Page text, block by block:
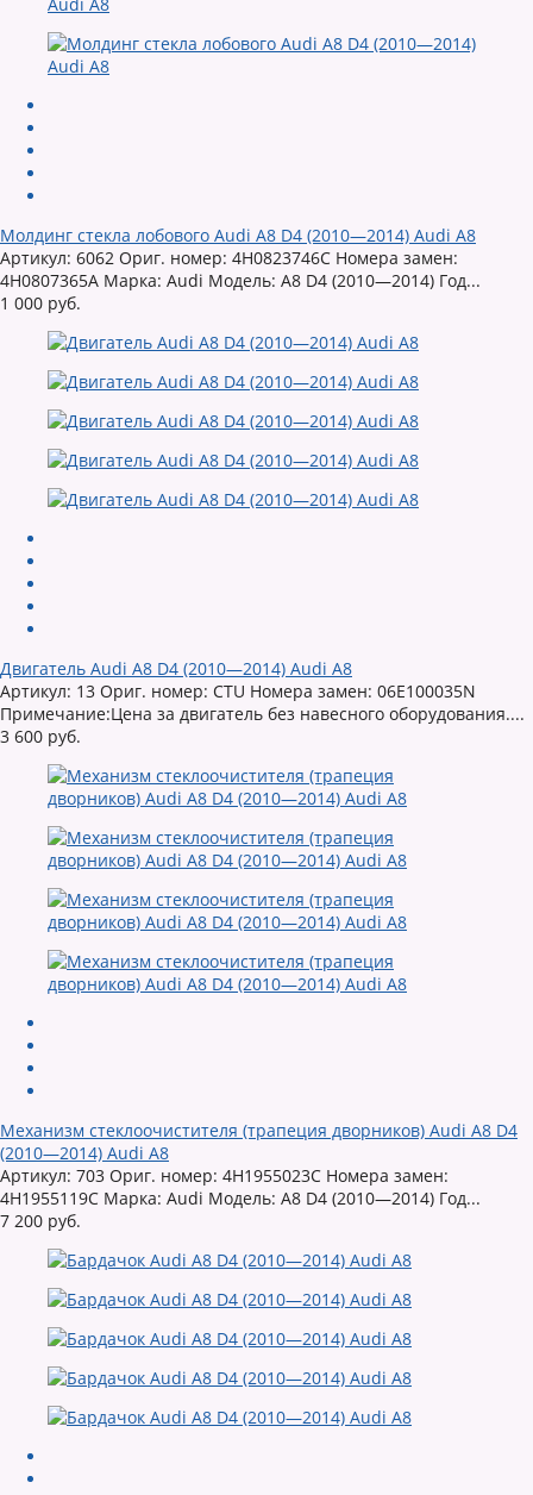
Молдинг стекла лобового Audi A8 D4 (2010—2014) Audi A8
Артикул: 6062 Ориг. номер: 4H0823746C Номера замен:
4H0807365A Марка: Audi Модель: A8 D4 (2010—2014) Год...
1 000 руб.
Двигатель Audi A8 D4 (2010—2014) Audi A8
Артикул: 13 Ориг. номер: CTU Номера замен: 06E100035N
Примечание:Цена за двигатель без навесного оборудования....
3 600 руб.
Механизм стеклоочистителя (трапеция дворников) Audi A8 D4
(2010—2014) Audi A8
Артикул: 703 Ориг. номер: 4H1955023C Номера замен:
4H1955119C Марка: Audi Модель: A8 D4 (2010—2014) Год...
7 200 руб.